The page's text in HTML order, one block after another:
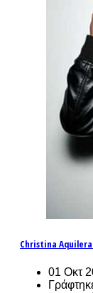
Christina
01 Οκτ